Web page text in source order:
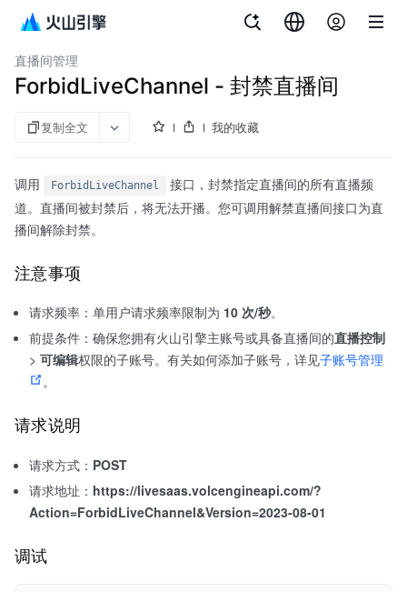
企业直播
直播间管理
ForbidLiveChannel - 封禁直播间
复制全文 我的收藏
调用 ForbidLiveChannel
接口，封禁指定直播间的所有直播频
道。直播间被封禁后，将无法开播。您可调用解禁直播间接口为直
播间解除封禁。
注意事项
请求频率：单用户请求频率限制为 10 次/秒。
前提条件：确保您拥有火山引擎主账号或具备直播间的直播控制
> 可编辑权限的子账号。有关如何添加子账号，详见子账号管理
。
请求说明
请求方式： POST
请求地址： https://livesaas.volcengineapi.com/?
Action=ForbidLiveChannel&Version=2023-08-01
调试